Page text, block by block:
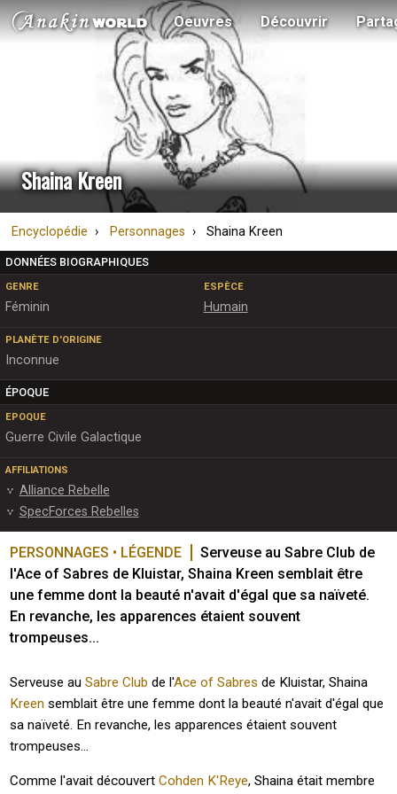
Oeuvres Découvrir
Shaina Kreen
Encyclopédie Personnages Shaina Kreen
DONNÉES BIOGRAPHIQUES
GENRE
Féminin
ESPÈCE
Humain
PLANÈTE D'ORIGINE
Inconnue
ÉPOQUE
EPOQUE
Guerre Civile Galactique
AFFILIATIONS
Alliance Rebelle
SpecForces Rebelles
PERSONNAGES • LÉGENDE
Serveuse au Sabre Club de
l'Ace of Sabres de Kluistar, Shaina Kreen semblait être
une femme dont la beauté n'avait d'égal que sa naïveté.
En revanche, les apparences étaient souvent
trompeuses...
Serveuse auSabre Club de l'Ace of Sabres de Kluistar, Shaina
Kreen semblait être une femme dont la beauté n'avait d'égal que
sa naïveté. En revanche, les apparences étaient souvent
trompeuses...
Comme l'avait découvertCohden K'Reye, Shaina était membre